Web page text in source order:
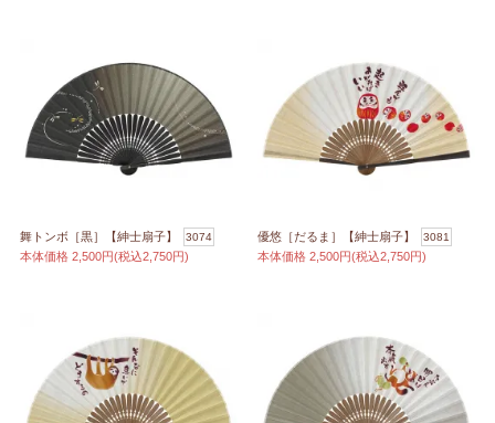
舞トンボ［黒］【紳士扇子】 3074
本体価格 2,500円(税込2,750円)
優悠［だるま］【紳士扇子】 3081
本体価格 2,500円(税込2,750円)